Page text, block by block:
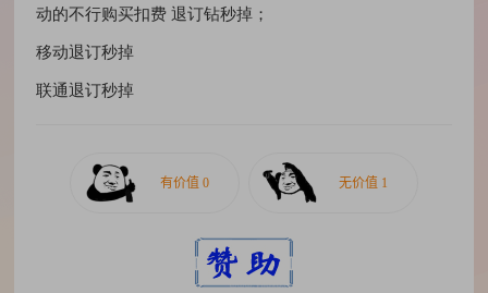
动的不行购买扣费 退订钻秒掉；
移动退订秒掉
联通退订秒掉